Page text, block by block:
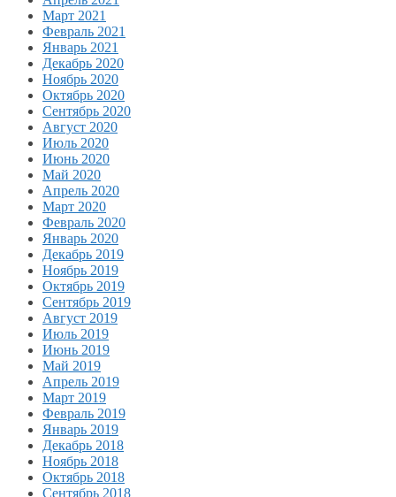
Март 2021
Февраль 2021
Январь 2021
Декабрь 2020
Ноябрь 2020
Октябрь 2020
Сентябрь 2020
Август 2020
Июль 2020
Июнь 2020
Май 2020
Апрель 2020
Март 2020
Февраль 2020
Январь 2020
Декабрь 2019
Ноябрь 2019
Октябрь 2019
Сентябрь 2019
Август 2019
Июль 2019
Июнь 2019
Май 2019
Апрель 2019
Март 2019
Февраль 2019
Январь 2019
Декабрь 2018
Ноябрь 2018
Октябрь 2018
Сентябрь 2018